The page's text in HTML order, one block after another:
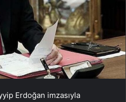
Erdoğan imzasıyla